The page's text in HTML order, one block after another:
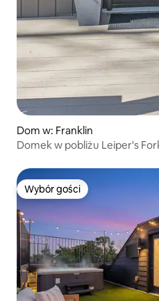
Dom w: Franklin
Domek w pobliżu Leiper's
Wybór gości
Wybór gości